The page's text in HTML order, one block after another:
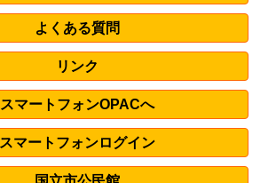
よくある質問
リンク
スマートフォンOPACへ
スマートフォンログイン